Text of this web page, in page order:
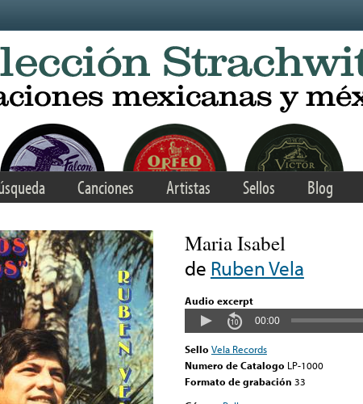
Canciones Artistas Sellos Blog
Maria Isabel
de Ruben Vela
Audio excerpt
00:00
Sello Vela Records
Numero de Catalogo LP-1000
Formato de grabación 33